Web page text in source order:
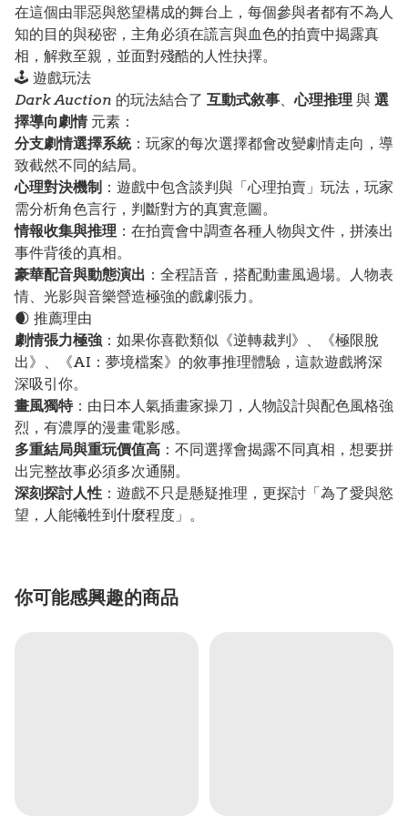
在這個由罪惡與慾望構成的舞台上，每個參與者都有不為人
知的目的與秘密，主角必須在謊言與血色的拍賣中揭露真
相，解救至親，並面對殘酷的人性抉擇。
🕹️ 遊戲玩法
Dark Auction 的玩法結合了 互動式敘事、心理推理 與 選
擇導向劇情元素：
分支劇情選擇系統：玩家的每次選擇都會改變劇情走向，導
致截然不同的結局。
心理對決機制 ：遊戲中包含談判與「心理拍賣」玩法，玩家
需分析角色言行，判斷對方的真實意圖。
情報收集與推理 ：在拍賣會中調查各種人物與文件，拼湊出
事件背後的真相。
豪華配音與動態演出 ：全程語音，搭配動畫風過場。人物表
情、光影與音樂營造極強的戲劇張力。
🌒 推薦理由
劇情張力極強 ：如果你喜歡類似《逆轉裁判》、《極限脫
出》、《AI：夢境檔案》的敘事推理體驗，這款遊戲將深
深吸引你。
畫風獨特：由日本人氣插畫家操刀，人物設計與配色風格強
烈，有濃厚的漫畫電影感。
多重結局與重玩價值高 ：不同選擇會揭露不同真相，想要拼
出完整故事必須多次通關。
深刻探討人性 ：遊戲不只是懸疑推理，更探討「為了愛與慾
望，人能犧牲到什麼程度」。
你可能感興趣的商品